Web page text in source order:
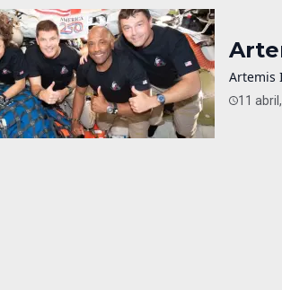
Artemis
11